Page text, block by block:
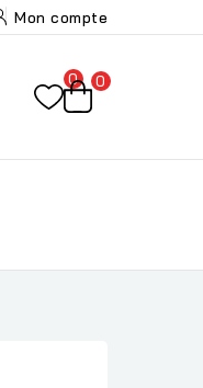
Mon compte
0 0